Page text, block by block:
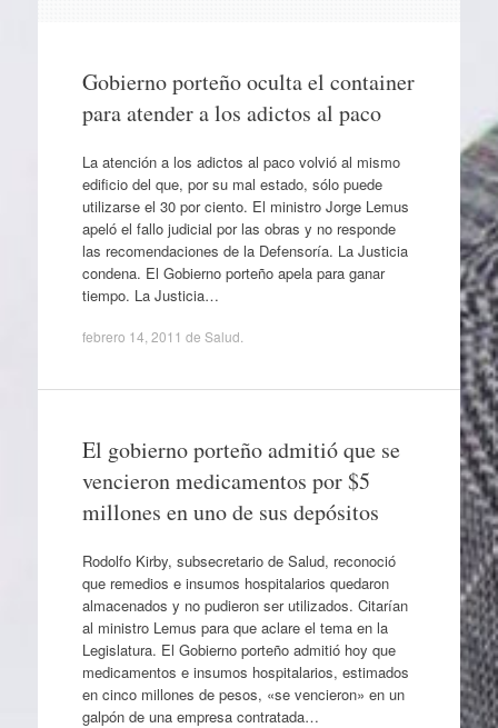
Gobierno porteño oculta el container
para atender a los adictos al paco
La atención a los adictos al paco volvió al mismo
edificio del que, por su mal estado, sólo puede
utilizarse el 30 por ciento. El ministro Jorge Lemus
apeló el fallo judicial por las obras y no responde
las recomendaciones de la Defensoría. La Justicia
condena. El Gobierno porteño apela para ganar
tiempo. La Justicia…
febrero 14, 2011 de Salud
El gobierno porteño admitió que se
vencieron medicamentos por $5
millones en uno de sus depósitos
Rodolfo Kirby, subsecretario de Salud, reconoció
que remedios e insumos hospitalarios quedaron
almacenados y no pudieron ser utilizados. Citarían
al ministro Lemus para que aclare el tema en la
Legislatura. El Gobierno porteño admitió hoy que
medicamentos e insumos hospitalarios, estimados
en cinco millones de pesos, «se vencieron» en un
galpón de una empresa contratada…